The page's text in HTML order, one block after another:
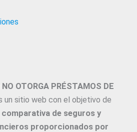
NO OTORGA PRÉSTAMOS DE
un sitio web con el objetivo de
de seguros y
proporcionados por